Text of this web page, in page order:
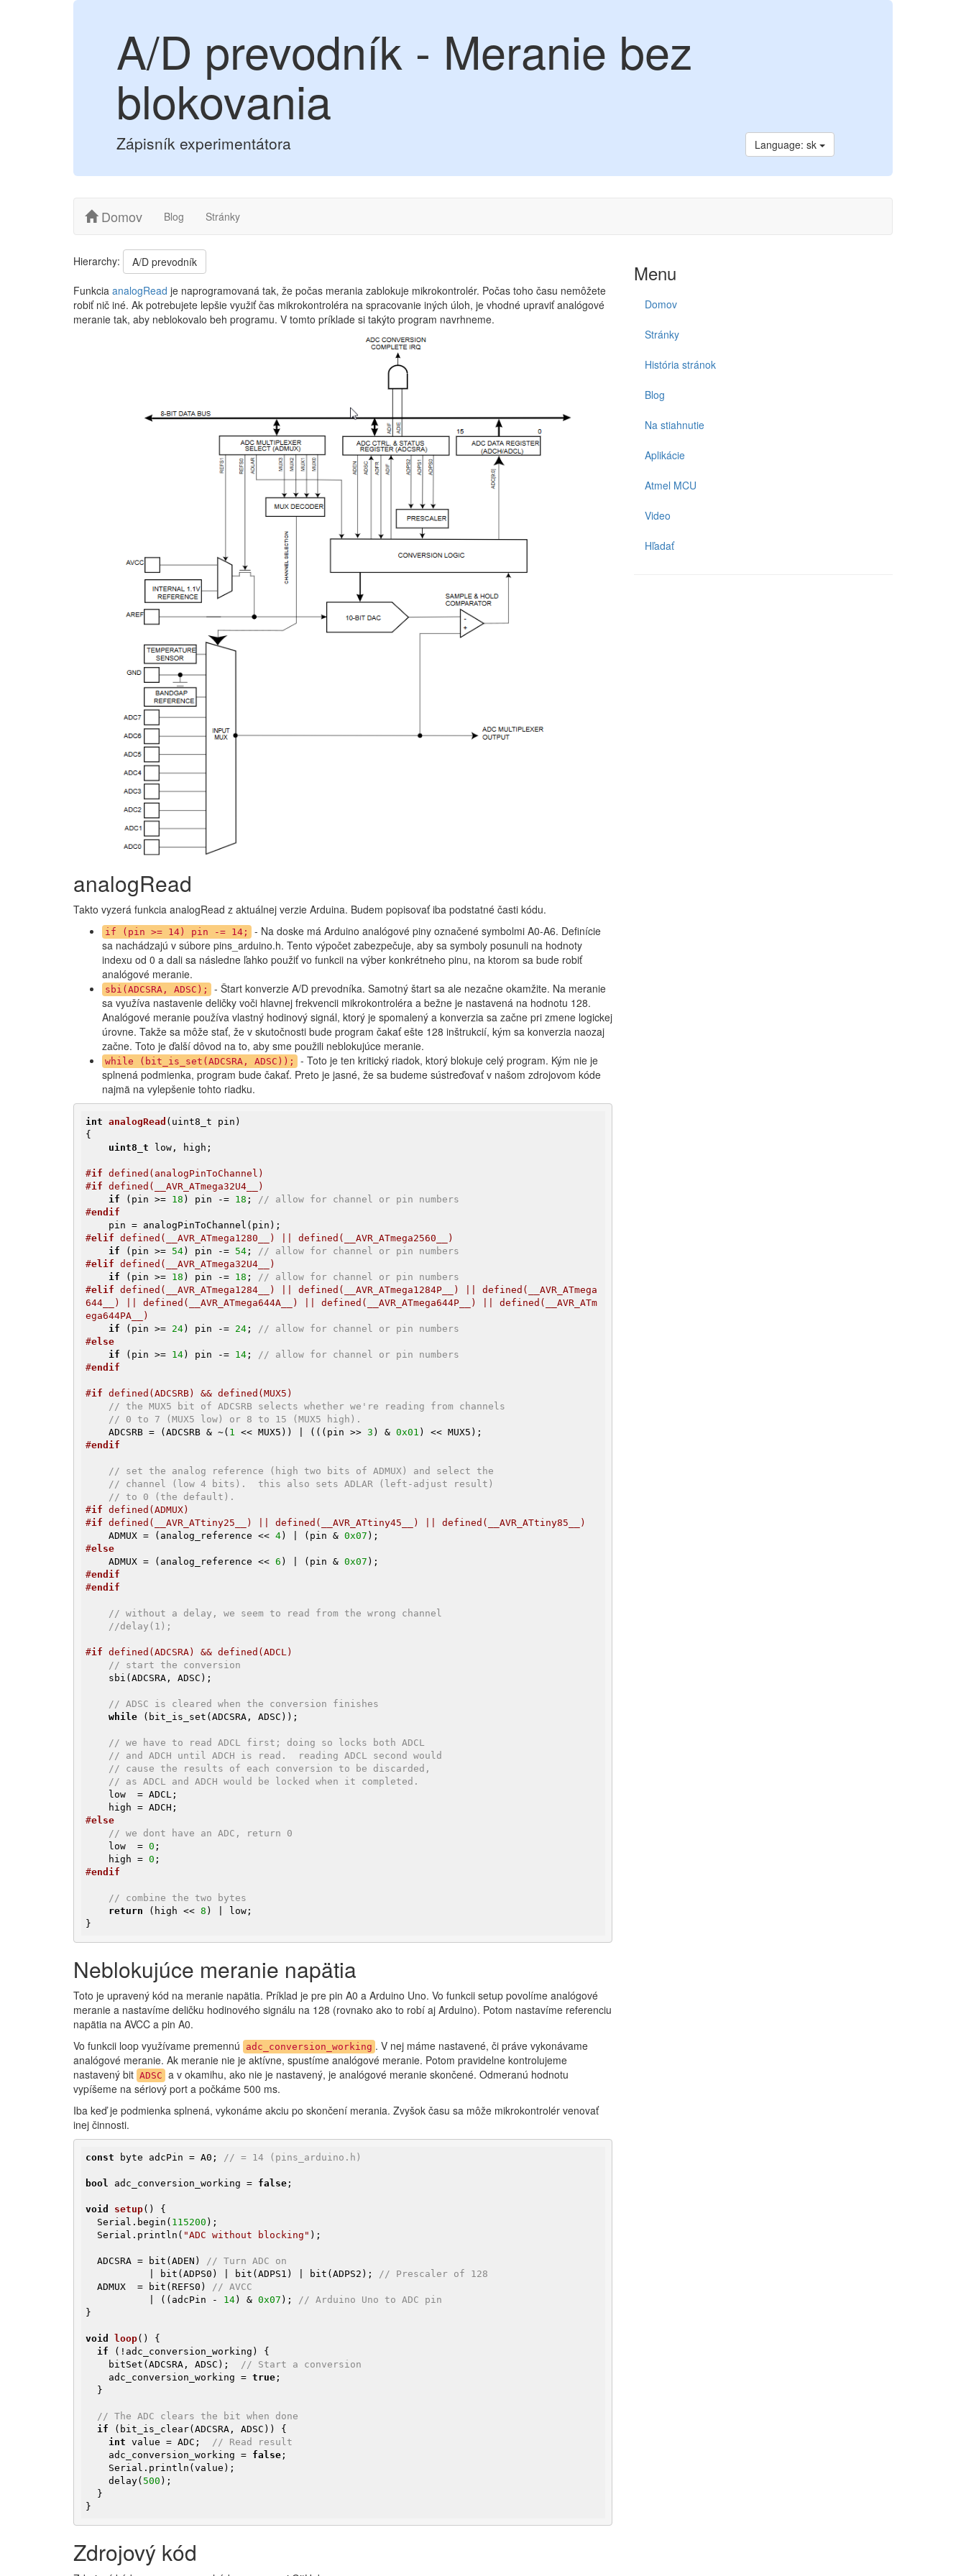
A/D prevodník - Meranie bez
blokovania
Zápisník experimentátora Language: sk
Domov Blog Stránky
Hierarchy:
A/D prevodník
Funkcia analogRead je naprogramovaná tak, že počas merania zablokuje mikrokontrolér. Počas toho času nemôžete
robiť nič iné. Ak potrebujete lepšie využiť čas mikrokontroléra na spracovanie iných úloh, je vhodné upraviť analógové
meranie tak, aby neblokovalo beh programu. V tomto príklade si takýto program navrhneme.
analogRead
Takto vyzerá funkcia analogRead z aktuálnej verzie Arduina. Budem popisovať iba podstatné časti kódu.
if (pin >= 14) pin -= 14;
- Na doske má Arduino analógové piny označené symbolmi A0-A6. Definície
sa nachádzajú v súbore pins_arduino.h. Tento výpočet zabezpečuje, aby sa symboly posunuli na hodnoty
indexu od 0 a dali sa následne ľahko použiť vo funkcii na výber konkrétneho pinu, na ktorom sa bude robiť
analógové meranie.
sbi(ADCSRA, ADSC);
- Štart konverzie A/D prevodníka. Samotný štart sa ale nezačne okamžite. Na meranie
sa využíva nastavenie deličky voči hlavnej frekvencii mikrokontroléra a bežne je nastavená na hodnotu 128.
Analógové meranie používa vlastný hodinový signál, ktorý je spomalený a konverzia sa začne pri zmene logickej
úrovne. Takže sa môže stať, že v skutočnosti bude program čakať ešte 128 inštrukcií, kým sa konverzia naozaj
začne. Toto je ďalší dôvod na to, aby sme použili neblokujúce meranie.
while (bit_is_set(ADCSRA, ADSC));
- Toto je ten kritický riadok, ktorý blokuje celý program. Kým nie je
splnená podmienka, program bude čakať. Preto je jasné, že sa budeme sústreďovať v našom zdrojovom kóde
najmä na vylepšenie tohto riadku.
int analogRead (uint8_t pin)
{
uint8_t low, high;
#if defined(analogPinToChannel)
#if defined(__AVR_ATmega32U4__)
if (pin >= 18 ) pin -= 18 ; // allow for channel or pin numbers
#endif
#elif defined(__AVR_ATmega1280__) || defined(__AVR_ATmega2560__)
if (pin >= 54) pin -= 54 ; // allow for channel or pin numbers
#elif defined(__AVR_ATmega32U4__)
if (pin >= 18 ) pin -= 18 ; // allow for channel or pin numbers
#elif defined(__AVR_ATmega1284__) || defined(__AVR_ATmega1284P__) || defined(__AVR_ATmega
644__) || defined(__AVR_ATmega644A__) || defined(__AVR_ATmega644P__) || defined(__AVR_ATm
ega644PA__)
if (pin >= 24) pin -= 24 ; // allow for channel or pin numbers
#else
if (pin >= 14) pin -= 14 ; // allow for channel or pin numbers
#endif
#if defined(ADCSRB) && defined(MUX5)
// the MUX5 bit of ADCSRB selects whether we're reading from channels
// 0 to 7 (MUX5 low) or 8 to 15 (MUX5 high).
    ADCSRB = (ADCSRB & ~(
1 << MUX5)) | (((pin >> 3 ) & 0x01
#endif
// set the analog reference (high two bits of ADMUX) and select the
// channel (low 4 bits).  this also sets ADLAR (left-adjust result)
// to 0 (the default).
#if defined(ADMUX)
#if defined(__AVR_ATtiny25__) || defined(__AVR_ATtiny45__) || defined(__AVR_ATtiny85__)
    ADMUX = (analog_reference <<
4) | (pin & 0x07
#else
    ADMUX = (analog_reference <<
6 ) | (pin & 0x07
#endif
#endif
// without a delay, we seem to read from the wrong channel
//delay(1);
#if defined(ADCSRA) && defined(ADCL)
// start the conversion
// ADSC is cleared when the conversion finishes
while (bit_is_set(ADCSRA, ADSC));
// we have to read ADCL first; doing so locks both ADCL
// and ADCH until ADCH is read.  reading ADCL second would
// cause the results of each conversion to be discarded,
// as ADCL and ADCH would be locked when it completed.
#else
// we dont have an ADC, return 0
    low  =
0 ;
    high =
0
#endif
// combine the two bytes
return (high << 8 ) | low;
}
Neblokujúce meranie napätia
Toto je upravený kód na meranie napätia. Príklad je pre pin A0 a Arduino Uno. Vo funkcii setup povolíme analógové
meranie a nastavíme deličku hodinového signálu na 128 (rovnako ako to robí aj Arduino). Potom nastavíme referenciu
napätia na AVCC a pin A0.
Vo funkcii loop využívame premennú
adc_conversion_working . V nej máme nastavené, či práve vykonávame
analógové meranie. Ak meranie nie je aktívne, spustíme analógové meranie. Potom pravidelne kontrolujeme
nastavený bit ADSC a v okamihu, ako nie je nastavený, je analógové meranie skončené. Odmeranú hodnotu
vypíšeme na sériový port a počkáme 500 ms.
Iba keď je podmienka splnená, vykonáme akciu po skončení merania. Zvyšok času sa môže mikrokontrolér venovať
inej činnosti.
const byte adcPin = A0; // = 14 (pins_arduino.h)
bool adc_conversion_working = false ;
void setup()
{
  Serial.begin(
115200 );
  Serial.println(
"ADC without blocking" );
  ADCSRA = bit(ADEN)
// Turn ADC on
           | bit(ADPS0) | bit(ADPS1) | bit(ADPS2);
// Prescaler of 128
  ADMUX  = bit(REFS0)
// AVCC
           | ((adcPin -
14) & 0x07 ); // Arduino Uno to ADC pin
}
void loop()
{
if (!adc_conversion_working) {
    bitSet(ADCSRA, ADSC);
// Start a conversion
    adc_conversion_working =
true ;
// The ADC clears the bit when done
if (bit_is_clear(ADCSRA, ADSC)) {
int value = ADC; // Read result
    adc_conversion_working =
false ;
    delay(
500 );
}
Zdrojový kód
Menu
Domov
Stránky
História stránok
Blog
Na stiahnutie
Aplikácie
Atmel MCU
Video
Hľadať